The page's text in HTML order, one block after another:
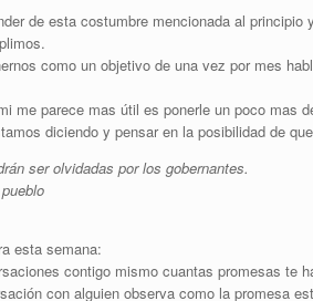
de esta costumbre mencionada al
como un objetivo de una vez por mes
me parece mas útil es ponerle un poco mas
diciendo y pensar en la posibilidad de
ser olvidadas por los gobernantes.
esta semana:
contigo mismo cuantas promesas te
con alguien observa como la promesa